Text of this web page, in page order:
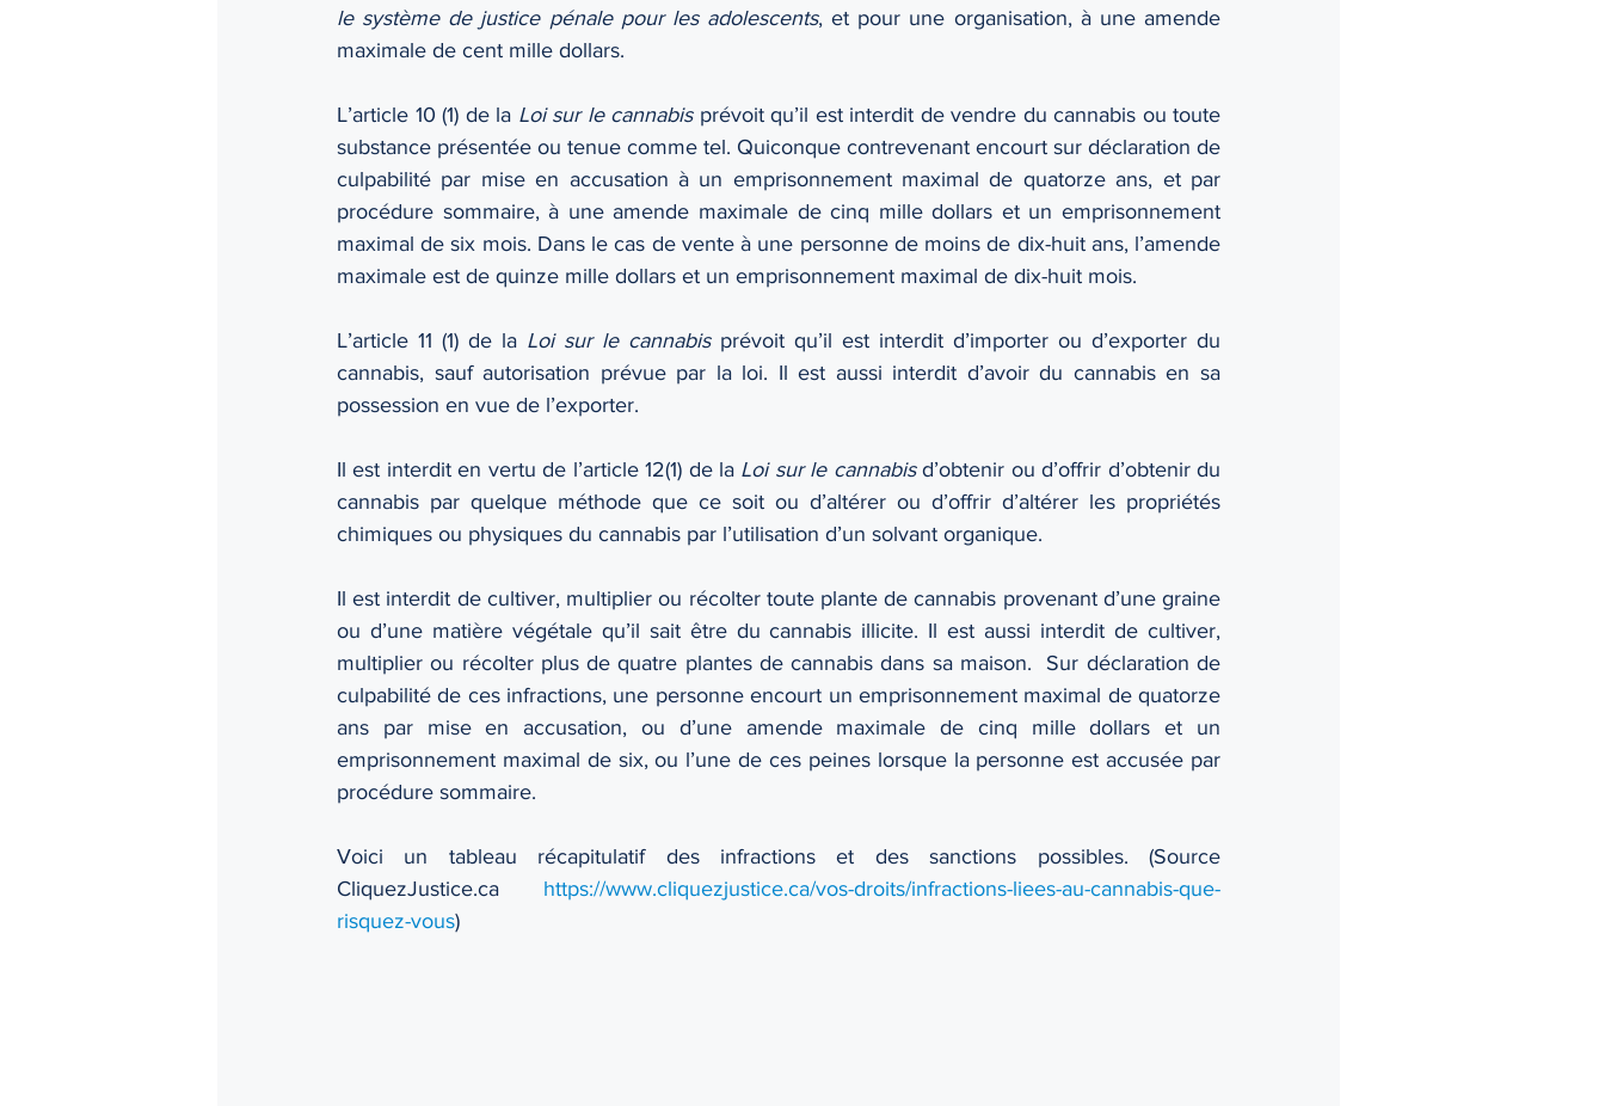
le système de justice pénale pour les adolescents, et pour une organisation, à une amende
maximale de cent mille dollars.
L’article 10 (1) de la Loi sur le cannabis prévoit qu’il est interdit de vendre du cannabis ou toute
substance présentée ou tenue comme tel. Quiconque contrevenant encourt sur déclaration de
culpabilité par mise en accusation à un emprisonnement maximal de quatorze ans, et par
procédure sommaire, à une amende maximale de cinq mille dollars et un emprisonnement
maximal de six mois. Dans le cas de vente à une personne de moins de dix-huit ans, l’amende
maximale est de quinze mille dollars et un emprisonnement maximal de dix-huit mois.
L’article 11 (1) de la Loi sur le cannabis prévoit qu’il est interdit d’importer ou d’exporter du
cannabis, sauf autorisation prévue par la loi. Il est aussi interdit d’avoir du cannabis en sa
possession en vue de l’exporter.
Il est interdit en vertu de l’article 12(1) de la Loi sur le cannabis d’obtenir ou d’offrir d’obtenir du
cannabis par quelque méthode que ce soit ou d’altérer ou d’offrir d’altérer les propriétés
chimiques ou physiques du cannabis par l’utilisation d’un solvant organique.
Il est interdit de cultiver, multiplier ou récolter toute plante de cannabis provenant d’une graine
ou d’une matière végétale qu’il sait être du cannabis illicite. Il est aussi interdit de cultiver,
multiplier ou récolter plus de quatre plantes de cannabis dans sa maison.  Sur déclaration de
culpabilité de ces infractions, une personne encourt un emprisonnement maximal de quatorze
ans par mise en accusation, ou d’une amende maximale de cinq mille dollars et un
emprisonnement maximal de six, ou l’une de ces peines lorsque la personne est accusée par
procédure sommaire.
Voici un tableau récapitulatif des infractions et des sanctions possibles. (Source
CliquezJustice.ca https://www.cliquezjustice.ca/vos-droits/infractions-liees-au-cannabis-que-
risquez-vous)